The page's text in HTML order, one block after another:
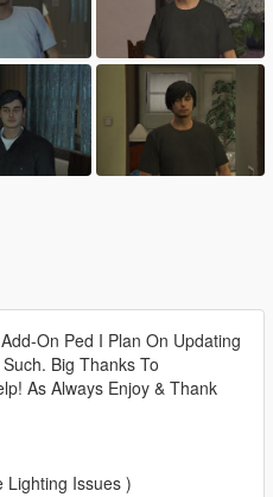
On Ped I Plan On Updating
Big Thanks To
As Always Enjoy & Thank
Lighting Issues )